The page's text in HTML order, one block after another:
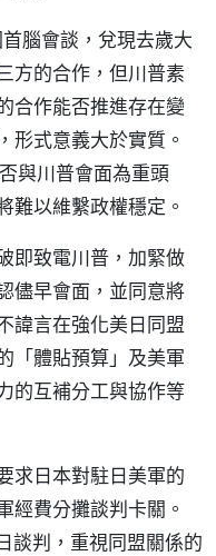
腦會談，兌現去歲大
方的合作，但川普素
合作能否推進存在變
形式意義大於實質。
與川普會面為重頭
難以維繫政權穩定。
即致電川普，加緊做
儘早會面，並同意將
諱言在強化美日同盟
「體貼預算」及美軍
的互補分工與協作等
求日本對駐日美軍的
經費分攤談判卡關。
談判，重視同盟關係的